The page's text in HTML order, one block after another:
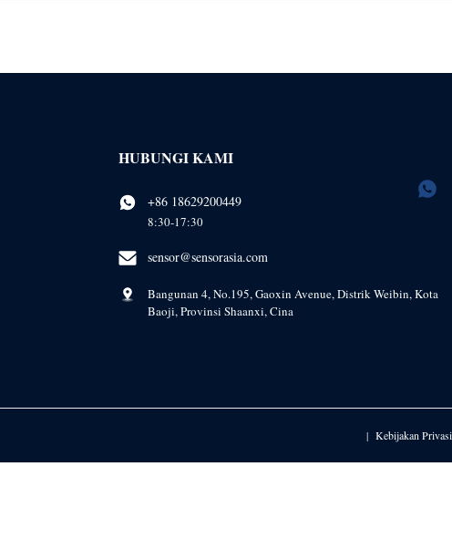
HUBUNGI KAMI
+86 18629200449
8:30-17:30
sensor@sensorasia.com
Bangunan 4, No.195, Gaoxin Avenue, Distrik Weibin, Kota
Baoji, Provinsi Shaanxi, Cina
Kebijakan Privasi